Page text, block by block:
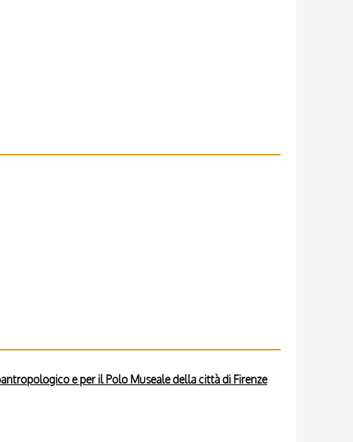
e per il Polo Museale della città di Firenze